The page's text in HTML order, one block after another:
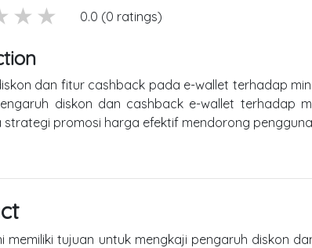
1 stars
2 stars
3 stars
stars 0.0 (0 ratings)
dan fitur cashback pada e-wallet terhadap
diskon dan cashback e-wallet terhadap
strategi promosi harga efektif mendorong
memiliki tujuan untuk mengkaji pengaruh diskon